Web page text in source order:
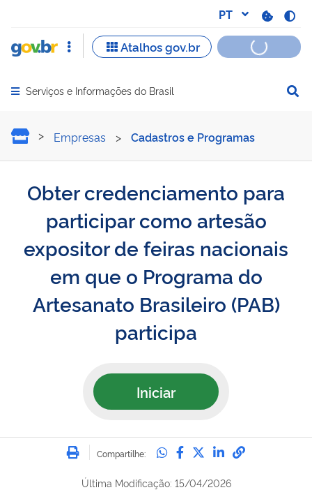
Abrir menu principal de navegação
Serviços e Informações do Brasil
Obter credenciamento
Empresas > Cadastros e Programas
Obter credenciamento para
participar como artesão
expositor de feiras nacionais
em que o Programa do
Artesanato Brasileiro (PAB)
participa
Iniciar
Imprimir
Compartilhe: Compartilhe no
Compartilhe no
Compartilhe no
Compartilhe
Última Modificação: 15/04/2026